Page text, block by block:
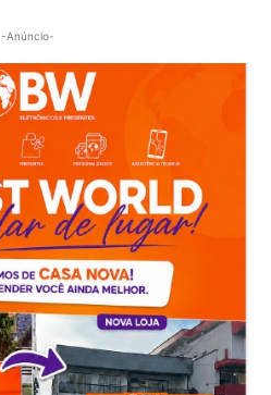
-Anúncio-